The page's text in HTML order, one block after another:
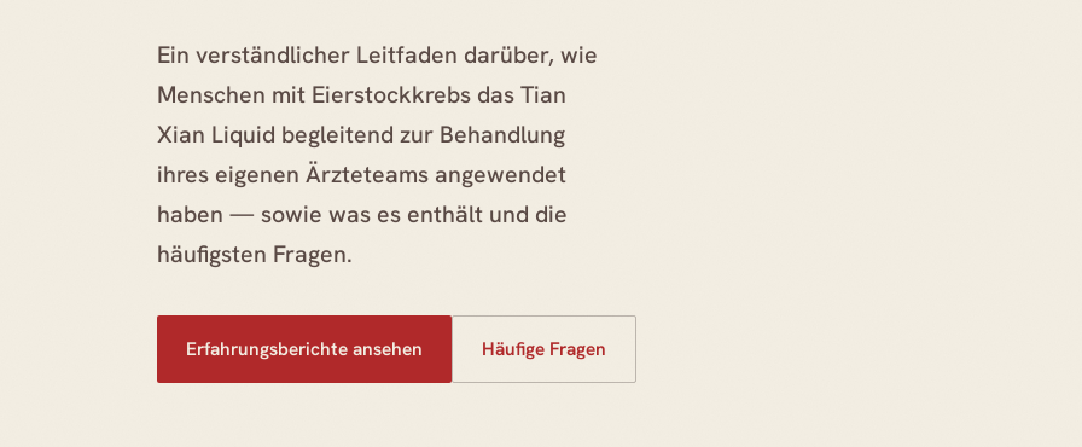
Ein verständlicher Leitfaden darüber, wie
Menschen mit Eierstockkrebs das Tian
Xian Liquid begleitend zur Behandlung
ihres eigenen Ärzteteams angewendet
haben — sowie was es enthält und die
häufigsten Fragen.
Erfahrungsberichte ansehen Häufige Fragen